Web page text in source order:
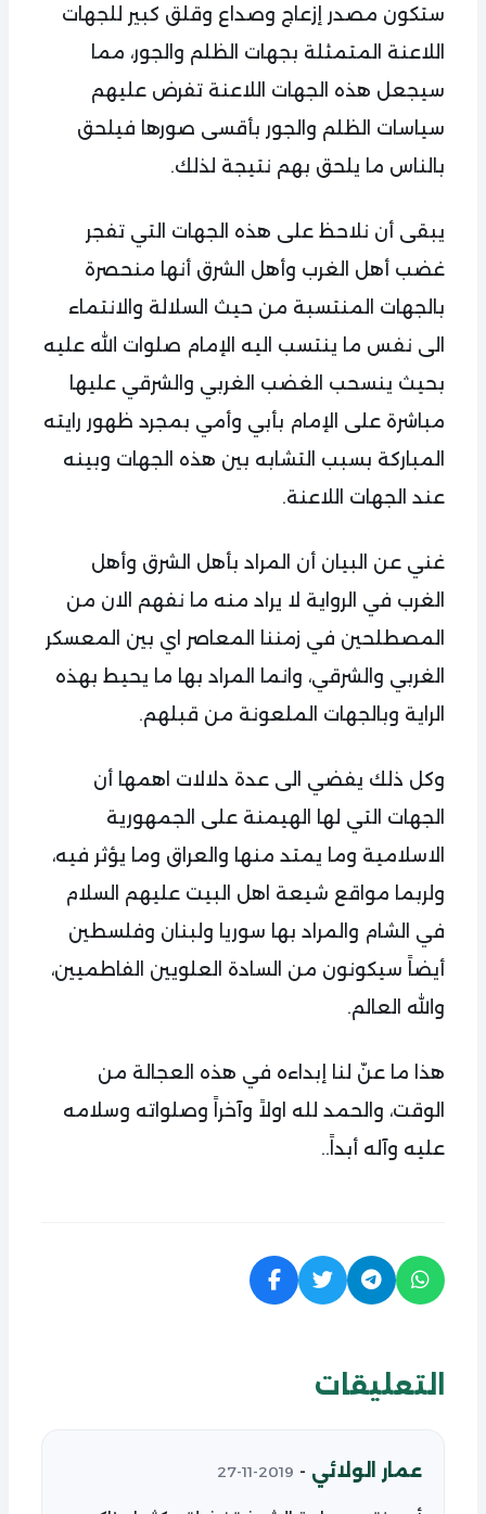
ستكون مصدر إزعاج وصداع وقلق كبير للجهات
اللاعنة المتمثلة بجهات الظلم والجور، مما
سيجعل هذه الجهات اللاعنة تفرض عليهم
سياسات الظلم والجور بأقسى صورها فيلحق
بالناس ما يلحق بهم نتيجة لذلك.
يبقى أن نلاحظ على هذه الجهات التي تفجر
غضب أهل الغرب وأهل الشرق أنها منحصرة
بالجهات المنتسبة من حيث السلالة والانتماء
الى نفس ما ينتسب اليه الإمام صلوات الله عليه
بحيث ينسحب الغضب الغربي والشرقي عليها
مباشرة على الإمام بأبي وأمي بمجرد ظهور رايته
المباركة بسبب التشابه بين هذه الجهات وبينه
عند الجهات اللاعنة.
غني عن البيان أن المراد بأهل الشرق وأهل
الغرب في الرواية لا يراد منه ما نفهم الان من
المصطلحين في زمننا المعاصر اي بين المعسكر
الغربي والشرقي، وانما المراد بها ما يحيط بهذه
الراية وبالجهات الملعونة من قبلهم.
وكل ذلك يفضي الى عدة دلالات اهمها أن
الجهات التي لها الهيمنة على الجمهورية
الاسلامية وما يمتد منها والعراق وما يؤثر فيه،
ولربما مواقع شيعة اهل البيت عليهم السلام
في الشام والمراد بها سوريا ولبنان وفلسطين
أيضاً سيكونون من السادة العلويين الفاطميين،
والله العالم.
هذا ما عنّ لنا إبداءه في هذه العجالة من
الوقت، والحمد لله اولاً وآخراً وصلواته وسلامه
عليه وآله أبداً..
التعليقات
عمار الولائي -
2019-11-27